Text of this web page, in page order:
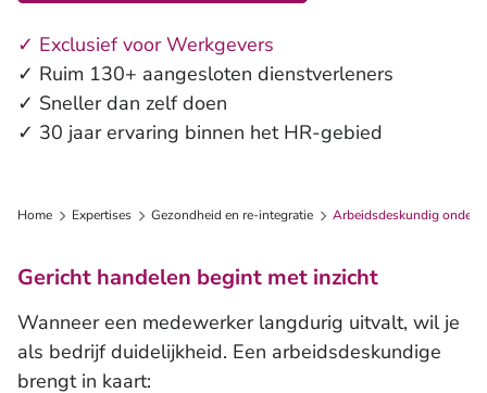
✓ Exclusief voor Werkgevers
✓ Ruim 130+ aangesloten dienstverleners
✓ Sneller dan zelf doen
✓ 30 jaar ervaring binnen het HR-gebied
Home Expertises Gezondheid en re-integratie Arbeidsdeskundig
Gericht handelen begint met inzicht
Wanneer een medewerker langdurig uitvalt, wil je
als bedrijf duidelijkheid. Een arbeidsdeskundige
brengt in kaart: